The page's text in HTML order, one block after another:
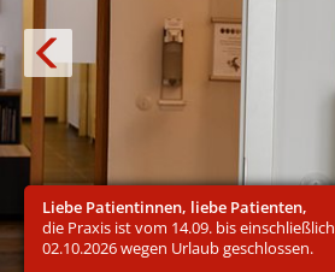
Liebe Patientinnen, liebe Patienten,
die Praxis ist vom 14.09. bis einschließlich
02.10.2026 wegen Urlaub geschlossen.